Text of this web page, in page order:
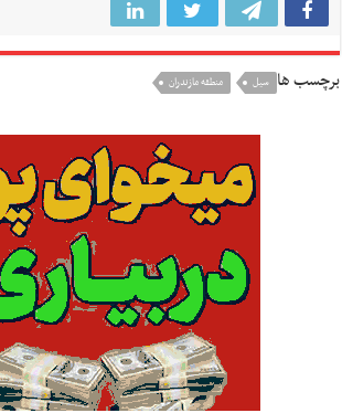
برچسب ها سیل منطقه مازندران